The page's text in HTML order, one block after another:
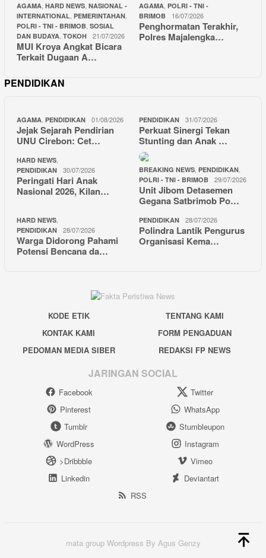
AGAMA, HARD NEWS, NASIONAL -
INTERNATIONAL, PEMERINTAHAN,
POLRI - TNI - BRIMOB, SOSIAL
DAN BUDAYA, TOKOH 21/07/2026
MUI Kroya Angkat Bicara
Terkait Dugaan A…
AGAMA, POLRI - TNI -
BRIMOB
16/07/2026
Penghormatan Terakhir,
Polres Majalengka…
PENDIDIKAN
AGAMA, PENDIDIKAN 01/08/2026
Jejak Sejarah Pendirian
UNU Cirebon: Cet…
PENDIDIKAN 31/07/2026
Perkuat Sinergi Tekan
Stunting dan Anak …
HARD NEWS,
PENDIDIKAN 30/07/2026
Peringati Hari Anak
Nasional 2026, Kilan…
BREAKING NEWS, PENDIDIKAN,
POLRI - TNI - BRIMOB 29/07/2026
Unit Jibom Detasemen
Gegana Satbrimob Po…
HARD NEWS,
PENDIDIKAN 28/07/2026
Warga Didorong Pahami
Potensi Bencana da…
PENDIDIKAN 28/07/2026
Polindra Lantik Pengurus
Organisasi Kema…
KODE ETIK
TENTANG KAMI
KONTAK KAMI
FORM PENGADUAN
PEDOMAN MEDIA SIBER
REDAKSI FP NEWS
JARINGAN SOCIAL
Facebook
Twitter
Pinterest
WhatsApp
Tumblr
Stumbleupon
WordPress
Instagram
>Dribbble
Vimeo
Linkedin
Deviantart
RSS
mata group Wordpress By Agus Genzy